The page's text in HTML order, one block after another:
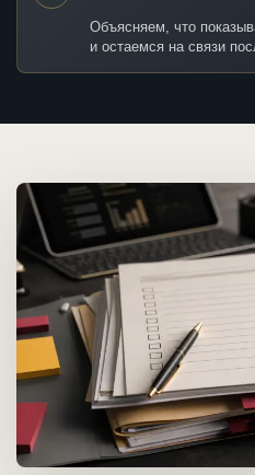
Объясняем, что
и остаемся на связи